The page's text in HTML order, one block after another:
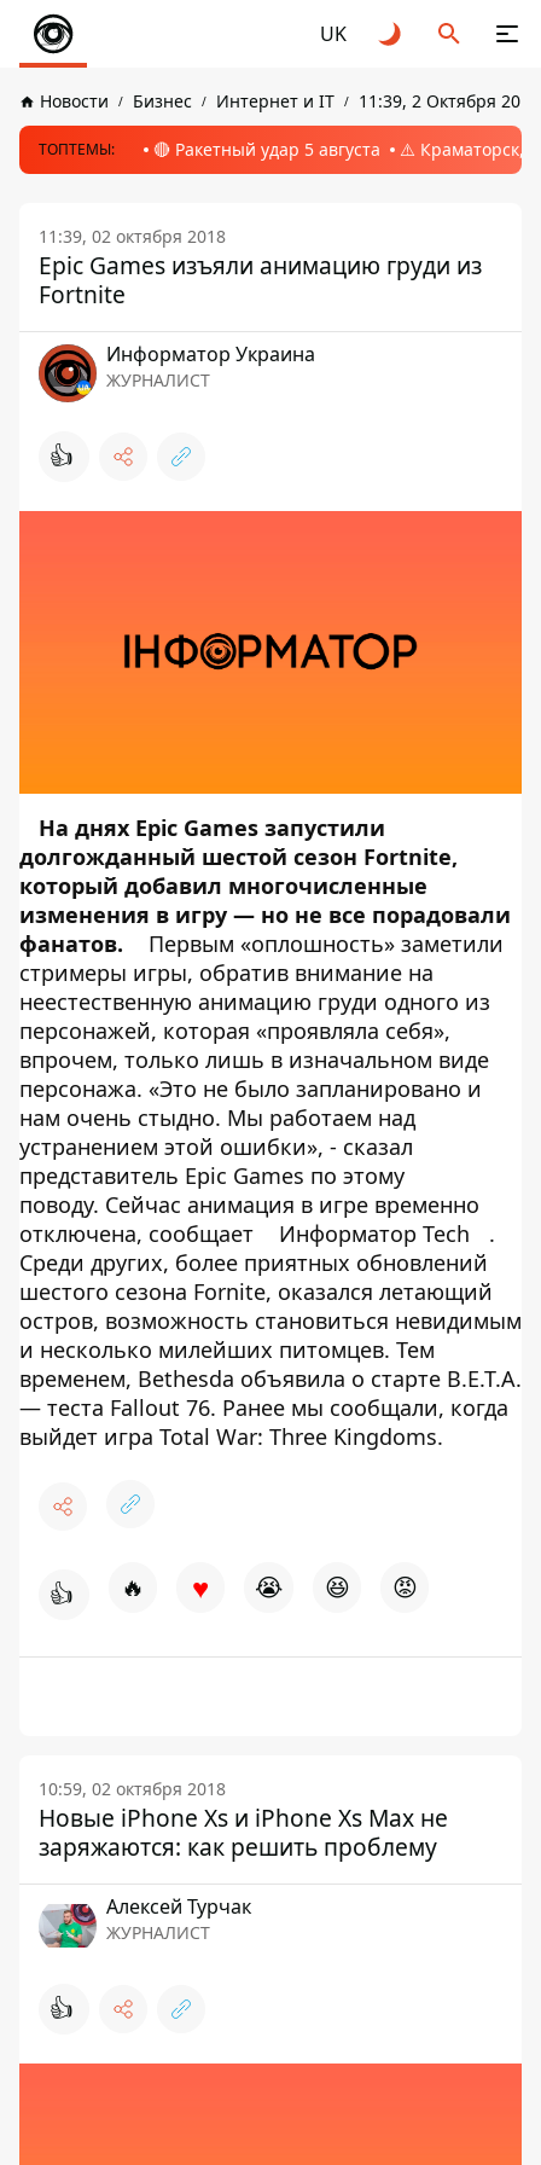
UK
Новости Бизнес Интернет и IT 11:39, 2 Октября 2018
ТОПТЕМЫ: 🔴 Ракетный удар 5 августа ⚠️ Краматорск,
11:39, 02 октября 2018
Epic Games изъяли анимацию груди из
Fortnite
Информатор Украина
ЖУРНАЛИСТ
👍
На днях Epic Games запустили
долгожданный шестой сезон Fortnite,
который добавил многочисленные
изменения в игру — но не все порадовали
фанатов.
Первым «оплошность» заметили
стримеры игры, обратив внимание на
неестественную анимацию груди одного из
персонажей, которая «проявляла себя»,
впрочем, только лишь в изначальном виде
персонажа. «Это не было запланировано и
нам очень стыдно. Мы работаем над
устранением этой ошибки», - сказал
представитель Epic Games по этому
поводу. Сейчас анимация в игре временно
отключена, сообщает
Информатор Tech
.
Среди других, более приятных обновлений
шестого сезона Fornite, оказался летающий
остров, возможность становиться невидимым
и несколько милейших питомцев. Тем
временем, Bethesda объявила о старте B.E.T.A.
— теста Fallout 76. Ранее мы сообщали, когда
выйдет игра Total War: Three Kingdoms.
👍 🔥 ♥ 😭 😆 😡
10:59, 02 октября 2018
Новые iPhone Xs и iPhone Xs Max не
заряжаются: как решить проблему
Алексей Турчак
ЖУРНАЛИСТ
👍